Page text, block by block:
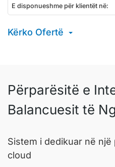
E disponueshme për klientët në:
Kërko Ofertë
Përparësitë e
Balancuesit të
Sistem i dedikuar në
cloud